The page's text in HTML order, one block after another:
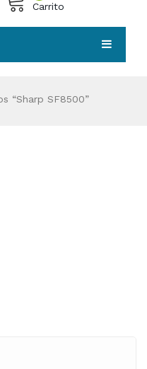
Carrito
“Sharp SF8500”